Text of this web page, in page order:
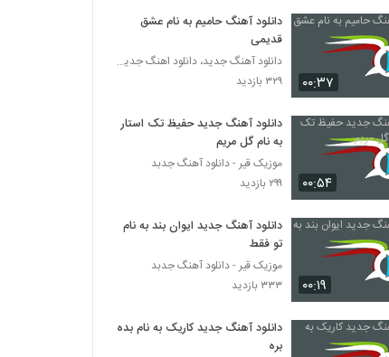
دانلود آهنگ نگاه گیرات از ساییل
۲۳۵ بازدید
۲۱۶ بازدید
آهنگ رامان بنام عشق و خطر
۳۱۴ بازدید
آهنگ دلتنگی از رادین بند(پاپ)
۲۳۴ بازدید
آهنگ روز دیدار از پرشیوس بند(پاپ)
۲۳۰ بازدید
۰۰:۳۷
دانلود آهنگ حامیم به نام عشق
قدیمی
دانلود آهنگ جدید، دانلود اهنگ جدید ایرانی
۳۲۹ بازدید
۰۰:۵۴
دانلود آهنگ جدید حفیظ تک استار
به نام گل مریم
موزیک قیر - دانلود آهنگ جدبد
۲۹۹ بازدید
۰۰:۱۹
دانلود آهنگ جدید ایوان بند به نام
تو فقط
موزیک قیر - دانلود آهنگ جدبد
۳۳۳ بازدید
دانلود آهنگ جدید کاریک به نام بده
بره